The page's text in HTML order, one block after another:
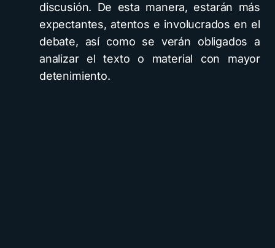
discusión. De esta manera, estarán más
expectantes, atentos e involucrados en el
debate, así como se verán obligados a
analizar el texto o material con mayor
detenimiento.